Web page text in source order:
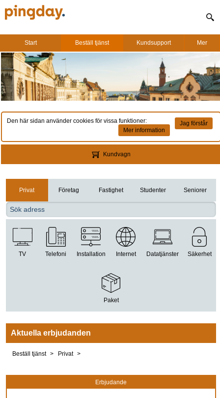
Start Beställ tjänst Kundsupport Mer
Den här sidan använder cookies för vissa funktioner:
Jag förstår
Mer information
Kundvagn
Privat Företag Fastighet Studenter Seniorer
TV Telefoni Installation Internet Datatjänster Säkerhet
Paket
Aktuella erbjudanden
Beställ tjänst Privat
Erbjudande